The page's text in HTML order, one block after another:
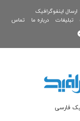
ارسال اینفوگرافیک
تبلیغات درباره ما تماس
فارسی